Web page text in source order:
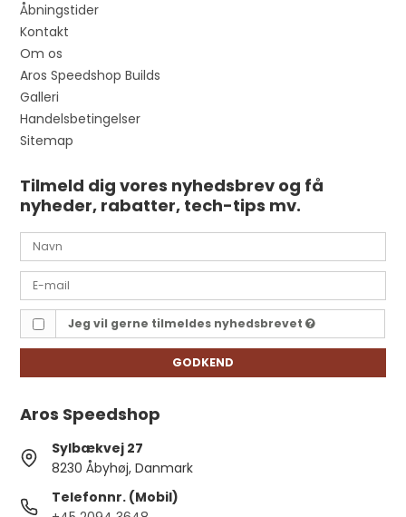
Åbningstider
Kontakt
Om os
Aros Speedshop Builds
Galleri
Handelsbetingelser
Sitemap
Tilmeld dig vores nyhedsbrev og få
nyheder, rabatter, tech-tips mv.
Jeg vil gerne tilmeldes nyhedsbrevet
GODKEND
Aros Speedshop
Sylbækvej 27
8230 Åbyhøj, Danmark
Telefonnr. (Mobil)